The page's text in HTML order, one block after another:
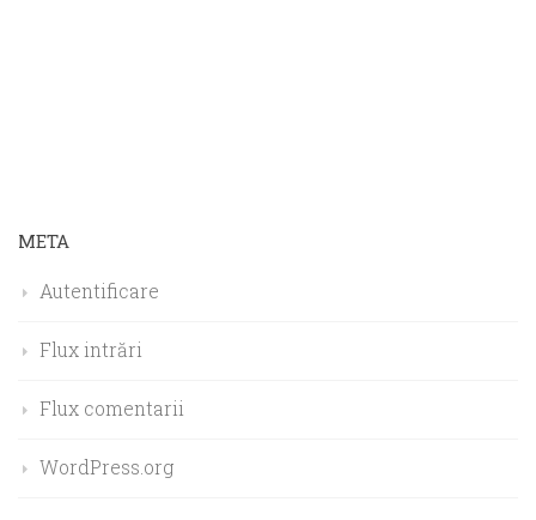
META
Autentificare
Flux intrări
Flux comentarii
WordPress.org